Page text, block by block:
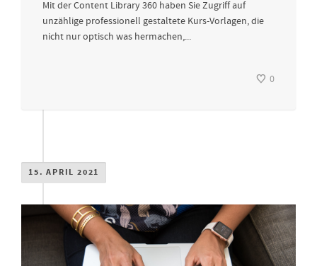
Mit der Content Library 360 haben Sie Zugriff auf
unzählige professionell gestaltete Kurs-Vorlagen, die
nicht nur optisch was hermachen,...
0
15. APRIL 2021